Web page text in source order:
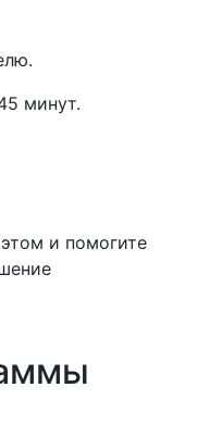
минут.
и помогите